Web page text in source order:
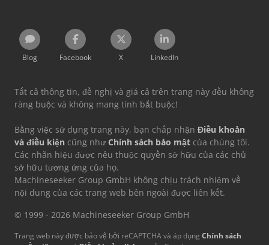
Blog Facebook X LinkedIn
Tất cả thông tin, đề nghị và giá cả trên trang này đều không
ràng buộc và không mang tính bắt buộc!
Bằng việc sử dụng trang này, bạn chấp nhận Điều khoản
và điều kiện cũng như Chính sách bảo mật của chúng tôi.
Các nhãn hiệu được nêu thuộc quyền sở hữu của các chủ
sở hữu tương ứng của họ.
Machineseeker Group GmbH không chịu trách nhiệm về
nội dung của các trang web bên ngoài được liên kết.
© 1999 - 2026 Machineseeker Group GmbH
Trang web này được bảo vệ bởi reCAPTCHA và áp dụng Chính sách